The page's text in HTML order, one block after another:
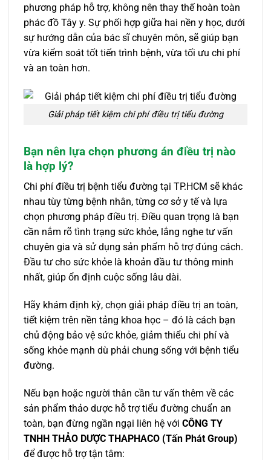
phương pháp hỗ trợ, không nên thay thế hoàn toàn
phác đồ Tây y. Sự phối hợp giữa hai nền y học, dưới
sự hướng dẫn của bác sĩ chuyên môn, sẽ giúp bạn
vừa kiểm soát tốt tiến trình bệnh, vừa tối ưu chi phí
và an toàn hơn.
Giải pháp tiết kiệm chi phí điều trị tiểu đường
Bạn nên lựa chọn phương án điều trị nào
là hợp lý?
Chi phí điều trị bệnh tiểu đường tại TP.HCM sẽ khác
nhau tùy từng bệnh nhân, từng cơ sở y tế và lựa
chọn phương pháp điều trị. Điều quan trọng là bạn
cần nắm rõ tình trạng sức khỏe, lắng nghe tư vấn
chuyên gia và sử dụng sản phẩm hỗ trợ đúng cách.
Đầu tư cho sức khỏe là khoản đầu tư thông minh
nhất, giúp ổn định cuộc sống lâu dài.
Hãy khám định kỳ, chọn giải pháp điều trị an toàn,
tiết kiệm trên nền tảng khoa học – đó là cách bạn
chủ động bảo vệ sức khỏe, giảm thiểu chi phí và
sống khỏe mạnh dù phải chung sống với bệnh tiểu
đường.
Nếu bạn hoặc người thân cần tư vấn thêm về các
sản phẩm thảo dược hỗ trợ tiểu đường chuẩn an
toàn, bạn đừng ngần ngại liên hệ với CÔNG TY
TNHH THẢO DƯỢC THAPHACO (Tấn Phát Group)
để được hỗ trợ tận tâm: